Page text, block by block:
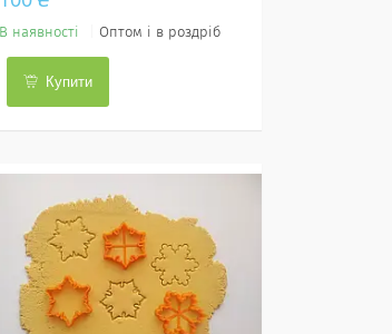
В наявності Оптом і в роздріб
Купити